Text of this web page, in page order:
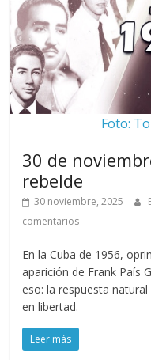
Foto:
30 de
rebelde
30 noviembre, 2025
comentarios
En la Cuba de 1956,
aparición de Frank País
eso: la respuesta
en libertad.
Leer más